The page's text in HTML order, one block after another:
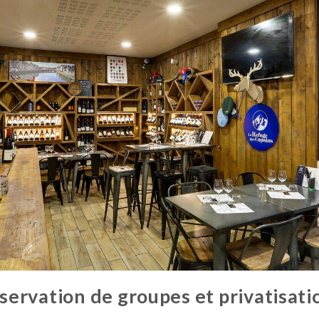
de groupes et